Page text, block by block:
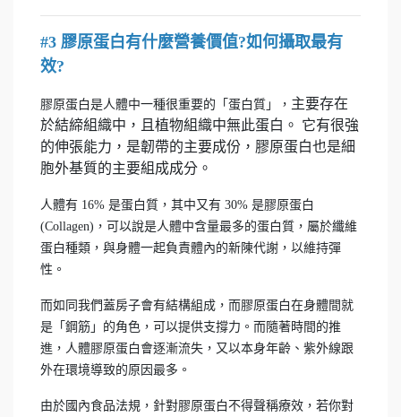
#3 膠原蛋白有什麼營養價值?如何攝取最有
效?
膠原蛋白是人體中一種很重要的「蛋白質」， 主要存在
於結締組織中，且植物組織中無此蛋白。 它有很強
的伸張能力，是韌帶的主要成份，膠原蛋白也是細
胞外基質的主要組成成分。
人體有 16% 是蛋白質，其中又有 30% 是膠原蛋白
(Collagen)，可以說是人體中含量最多的蛋白質，屬於纖維
蛋白種類，與身體一起負責體內的新陳代謝，以維持彈
性。
​而如同我們蓋房子會有結構組成，而膠原蛋白在身體間就
是「鋼筋」的角色，可以提供支撐力。而隨著時間的推
進，人體膠原蛋白會逐漸流失，又以本身年齡、紫外線跟
外在環境導致的原因最多。
由於國內食品法規，針對膠原蛋白不得聲稱療效，若你對